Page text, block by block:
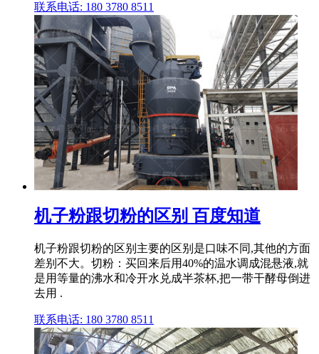
联系电话: 180 3780 8511
机子粉跟切粉的区别 百度知道
机子粉跟切粉的区别主要的区别是口味不同,其他的方面
差别不大。切粉：买回来后用40%的温水调成混悬液,就
是用等量的沸水和冷开水兑成半茶杯,把一带干酵母倒进
去用 .
联系电话: 180 3780 8511